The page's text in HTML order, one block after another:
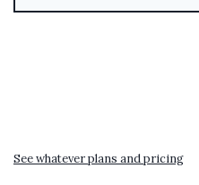
See whatever plans and pricing